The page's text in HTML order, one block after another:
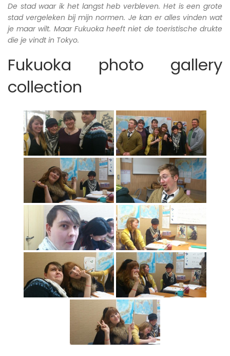
De stad waar ik het langst heb verbleven. Het is een grote
stad vergeleken bij mijn normen. Je kan er alles vinden wat
je maar wilt. Maar Fukuoka heeft niet de toeristische drukte
die je vindt in Tokyo.
Fukuoka photo gallery
collection